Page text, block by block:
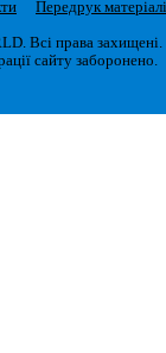
Передрук
Всі права захищені.
сайту заборонено.